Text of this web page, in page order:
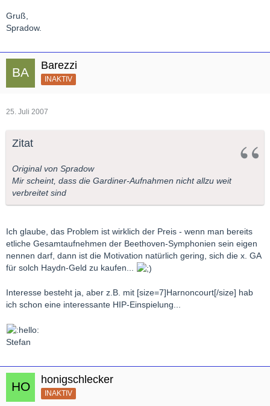
Gruß,
Spradow.
Barezzi
INAKTIV
25. Juli 2007
Zitat
Original von Spradow
Mir scheint, dass die Gardiner-Aufnahmen nicht allzu weit
verbreitet sind
Ich glaube, das Problem ist wirklich der Preis - wenn man bereits
etliche Gesamtaufnehmen der Beethoven-Symphonien sein eigen
nennen darf, dann ist die Motivation natürlich gering, sich die x. GA
für solch Haydn-Geld zu kaufen...
Interesse besteht ja, aber z.B. mit [size=7]Harnoncourt[/size] hab
ich schon eine interessante HIP-Einspielung...
Stefan
honigschlecker
INAKTIV